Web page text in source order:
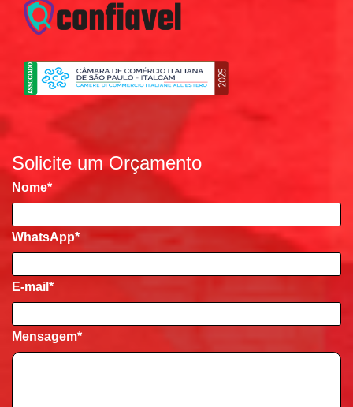
Solicite um Orçamento
Nome*
WhatsApp*
E-mail *
Mensagem*